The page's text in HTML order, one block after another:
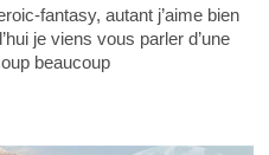
fantasy, autant j’aime bien
je viens vous parler d’une
beaucoup